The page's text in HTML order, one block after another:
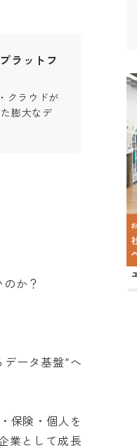
ラットフ
クラウドが
膨大なデ
か？
ータ基盤”へ
保険・個人を
業として成長